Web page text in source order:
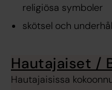
religiösa symboler
skötsel och
Hautajaiset /
Hautajaisissa